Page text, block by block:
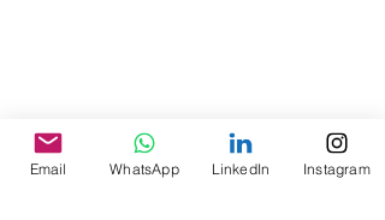
Email WhatsApp LinkedIn Instagram